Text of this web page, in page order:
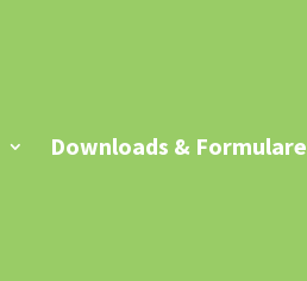
Downloads & Formulare